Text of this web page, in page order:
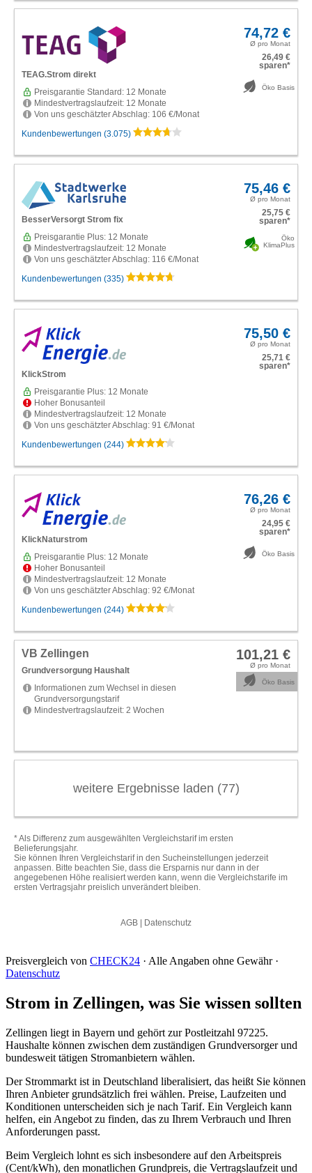
Preisvergleich von CHECK24 · Alle Angaben ohne Gewähr ·
Datenschutz
Strom in Zellingen, was Sie wissen sollten
Zellingen liegt in Bayern und gehört zur Postleitzahl 97225.
Haushalte können zwischen dem zuständigen Grundversorger und
bundesweit tätigen Stromanbietern wählen.
Der Strommarkt ist in Deutschland liberalisiert, das heißt Sie können
Ihren Anbieter grundsätzlich frei wählen. Preise, Laufzeiten und
Konditionen unterscheiden sich je nach Tarif. Ein Vergleich kann
helfen, ein Angebot zu finden, das zu Ihrem Verbrauch und Ihren
Anforderungen passt.
Beim Vergleich lohnt es sich insbesondere auf den Arbeitspreis
(Cent/kWh), den monatlichen Grundpreis, die Vertragslaufzeit und